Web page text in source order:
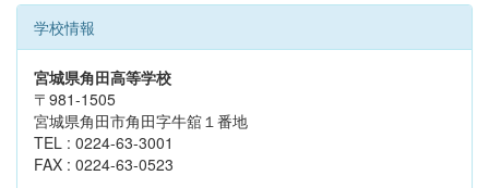
学校情報
宮城県角田高等学校
〒981-1505
宮城県角田市角田字牛舘１番地
TEL : 0224-63-3001
FAX : 0224-63-0523